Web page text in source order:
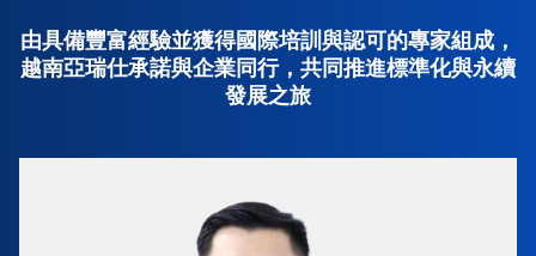
由具備豐富經驗並獲得國際培訓與認可的專家組成，
越南亞瑞仕承諾與企業同行，共同推進標準化與永續
發展之旅